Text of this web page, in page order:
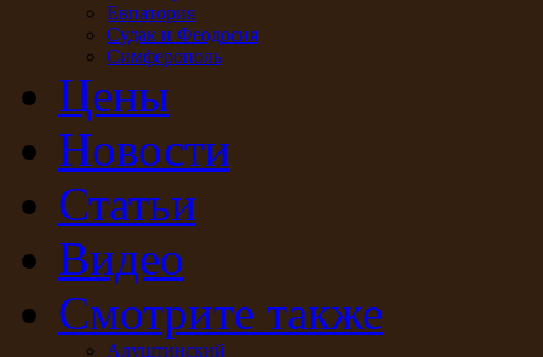
Евпатория
Судак и Феодосия
Симферополь
Цены
Новости
Статьи
Видео
Смотрите также
Алуштинский